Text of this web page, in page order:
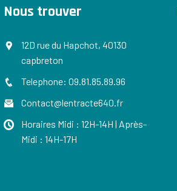
Nous trouver
12D rue du Hapchot, 40130
capbreton
Telephone: 09.81.85.89.96
Contact@lentracte640.fr
Horaires Midi : 12H-14H | Après-
Midi : 14H-17H